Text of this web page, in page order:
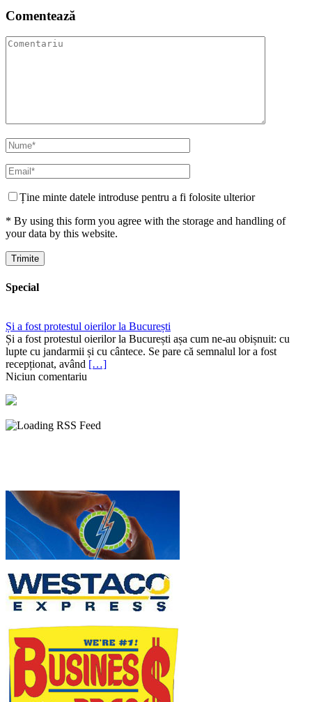
Comentează
Ține minte datele introduse pentru a fi folosite ulterior
* By using this form you agree with the storage and handling of
your data by this website.
Special
Și a fost protestul oierilor la București
Și a fost protestul oierilor la București așa cum ne-au obișnuit: cu
lupte cu jandarmii și cu cântece. Se pare că semnalul lor a fost
recepționat, având […]
Niciun comentariu